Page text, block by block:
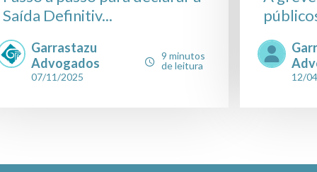
Saída Definitiv...
Garrastazu
Advogados
07/11/2025
9 minutos
de leitura
12/